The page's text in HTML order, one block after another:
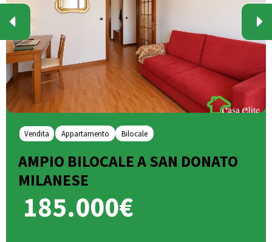
Vendita Appartamento Bilocale
AMPIO BILOCALE A SAN DONATO
MILANESE
185.000€